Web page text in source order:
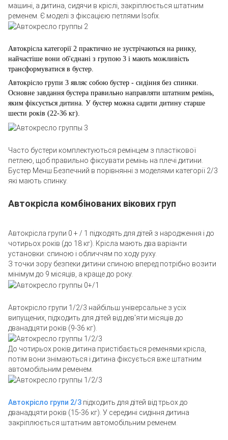
машині, а дитина, сидячи в кріслі, закріплюється штатним
ременем. Є моделі з фіксацією петлями Isofix.
Автокрісла категорії 2 практично не зустрічаються на ринку,
найчастіше вони об'єднані з групою 3 і мають можливість
трансформуватися в бустер.
Автокрісло групи 3 являє собою бустер - сидіння без спинки.
Основне завдання бустера правильно направляти штатним ремінь,
яким фіксується дитина. У бустер можна садити дитину старше
шести років (22-36 кг).
Часто бустери комплектуються ремінцем з пластікової
петлею, щоб правильно фіксувати ремінь на плечі дитини.
Бустер Менш Безпечний в порівнянні з моделями категорії 2/3
які мають спинку.
Автокрісла комбінованих вікових груп
Автокрісла групи 0 + / 1 підходять для дітей з народження і до
чотирьох років (до 18 кг). Крісла мають два варіанти
установки: спиною і обличчям по ходу руху.
З точки зору безпеки дитини спиною вперед потрібно возити
мінімум до 9 місяців, а краще до року.
Автокрісло групи 1/2/3 найбільш універсальне з усіх
випущених, підходить для дітей від дев'яти місяців до
дванадцяти років (9-36 кг).
До чотирьох років дитина пристібається ременями крісла,
потім вони знімаються і дитина фіксується вже штатним
автомобільним ременем.
Автокрісло групи 2/3 підходить для дітей від трьох до
дванадцяти років (15-36 кг). У середині сидіння дитина
закріплюється штатним автомобільним ременем.